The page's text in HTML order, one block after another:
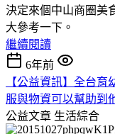
決定來個中山商圈美
大參考一下。
繼續閱讀
6年前
【公益資訊】全台
服與物資可以幫助到
公益文章 生活綜合